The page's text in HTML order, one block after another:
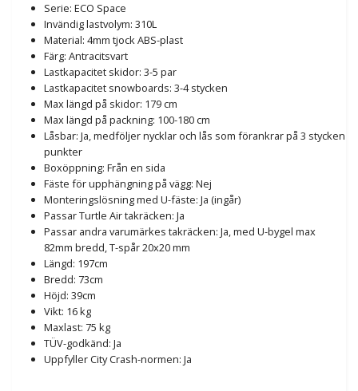
Serie: ECO Space
Invändig lastvolym: 310L
Material: 4mm tjock ABS-plast
Färg: Antracitsvart
Lastkapacitet skidor: 3-5 par
Lastkapacitet snowboards: 3-4 stycken
Max längd på skidor: 179 cm
Max längd på packning: 100-180 cm
Låsbar: Ja, medföljer nycklar och lås som förankrar på 3 stycken
punkter
Boxöppning: Från en sida
Fäste för upphängning på vägg: Nej
Monteringslösning med U-fäste: Ja (ingår)
Passar Turtle Air takräcken: Ja
Passar andra varumärkes takräcken: Ja, med U-bygel max
82mm bredd, T-spår 20x20 mm
Längd: 197cm
Bredd: 73cm
Höjd: 39cm
Vikt: 16 kg
Maxlast: 75 kg
TÜV-godkänd: Ja
Uppfyller City Crash-normen: Ja